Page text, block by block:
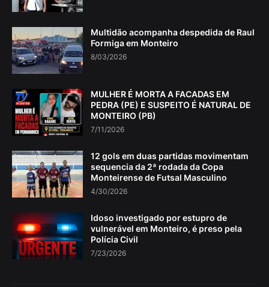
Multidão acompanha despedida de Raul
Formiga em Monteiro
8/03/2026
MULHER É MORTA A FACADAS EM
PEDRA (PE) E SUSPEITO É NATURAL DE
MONTEIRO (PB)
7/11/2026
12 gols em duas partidas movimentam
sequencia da 2ª rodada da Copa
Monteirense de Futsal Masculino
4/30/2026
Idoso investigado por estupro de
vulnerável em Monteiro, é preso pela
Polícia Civil
7/23/2026